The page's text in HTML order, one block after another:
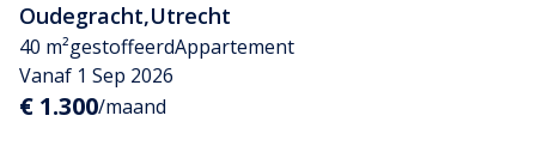
Oudegracht,Utrecht
40 m²gestoffeerdAppartement
Vanaf 1 Sep 2026
€ 1.300/maand